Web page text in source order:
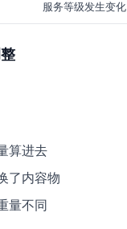
服务等级发生变化
算进去
了内容物
量不同